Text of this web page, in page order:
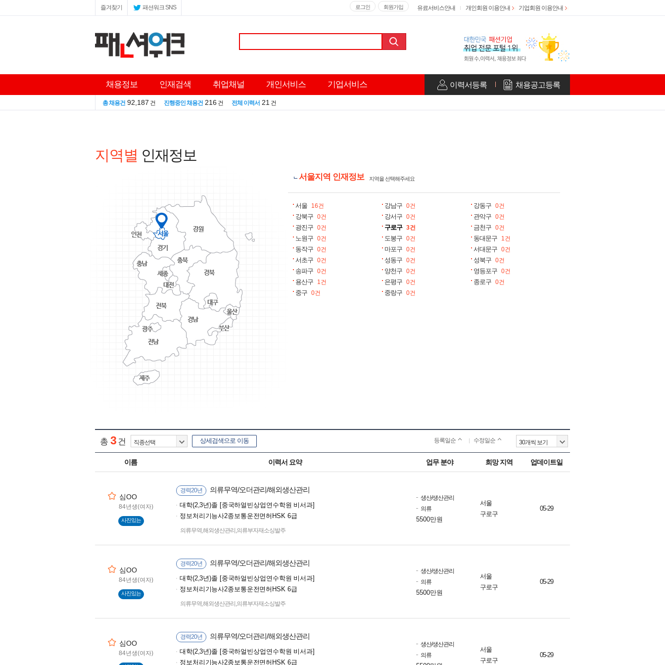
즐겨찾기 패션워크 SNS 로그인 회원가입 유료서비스안내 개인회원 이용안내 기업회원 이용안내
채용정보 인재검색 취업채널 개인서비스 기업서비스 이력서등록 채용공고등록
총 채용건 92,187 건 진행중인 채용건 216 건 전체 이력서 21 건
지역별 인재정보
서울지역 인재정보 지역을 선택해주세요
서울 16건 강남구 0건 강동구 0건
강북구 0건 강서구 0건 관악구 0건
광진구 0건 구로구 3건 금천구 0건
노원구 0건 도봉구 0건 동대문구 1건
동작구 0건 마포구 0건 서대문구 0건
서초구 0건 성동구 0건 성북구 0건
송파구 0건 양천구 0건 영등포구 0건
용산구 1건 은평구 0건 종로구 0건
중구 0건 중랑구 0건
총 3 건 상세검색으로 이동 등록일순 수정일순
이름 이력서 요약 업무 분야 희망 지역 업데이트일
심OO
84년생(여자)
사진있는
경력20년 의류무역/오더관리/해외생산관리
대학(2,3년)졸 [중국하얼빈상업연수학원 비서과]
정보처리기능사2종보통운전면허HSK 6급
의류무역,해외생산관리,의류부자재소싱발주
생산/생산관리
의류
5500만원
서울
구로구
05-29
심OO
84년생(여자)
사진있는
경력20년 의류무역/오더관리/해외생산관리
대학(2,3년)졸 [중국하얼빈상업연수학원 비서과]
정보처리기능사2종보통운전면허HSK 6급
의류무역,해외생산관리,의류부자재소싱발주
생산/생산관리
의류
5500만원
서울
구로구
05-29
심OO
84년생(여자)
경력20년 의류무역/오더관리/해외생산관리
대학(2,3년)졸 [중국하얼빈상업연수학원 비서과]
정보처리기능사2종보통운전면허HSK 6급
생산/생산관리
의류
서울
구로구
05-29